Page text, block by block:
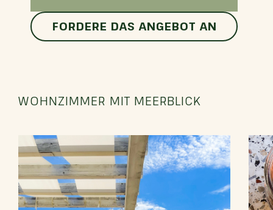
FORDERE DAS ANGEBOT AN
WOHNZIMMER MIT MEERBLICK